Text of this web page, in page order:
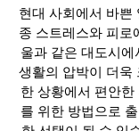
현대 사회에서 바쁜
종 스트레스와 피로
울과 같은 대도시
생활의 압박이 더욱
한 상황에서 편안
를 위한 방법으로